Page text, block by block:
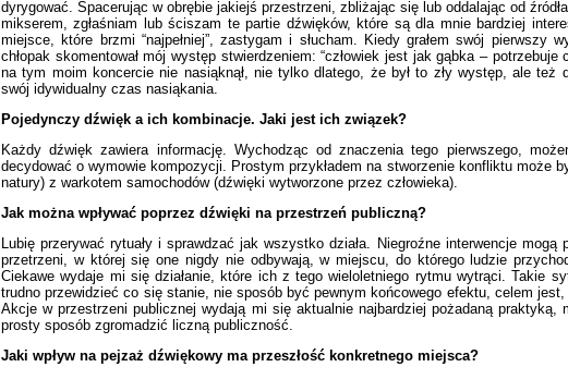
dyrygować. Spacerując w obrębie jakiejś przestrzeni, zbliżając się lub oddalając od
mikserem, zgłaśniam lub ściszam te partie dźwięków, które są dla mnie bardziej
miejsce, które brzmi “najpełniej”, zastygam i słucham. Kiedy grałem swój pierwszy
chłopak skomentował mój występ stwierdzeniem: “człowiek jest jak gąbka –
na tym moim koncercie nie nasiąknął, nie tylko dlatego, że był to zły występ, ale też
swój idywidualny czas nasiąkania.
Pojedynczy dźwięk a ich kombinacje. Jaki jest ich związek?
Każdy dźwięk zawiera informację. Wychodząc od znaczenia tego pierwszego,
decydować o wymowie kompozycji. Prostym przykładem na stworzenie konfliktu może
natury) z warkotem samochodów (dźwięki wytworzone przez człowieka).
Jak można wpływać poprzez dźwięki na przestrzeń publiczną?
Lubię przerywać rytuały i sprawdzać jak wszystko działa. Niegroźne interwencje mogą
przetrzeni, w której się one nigdy nie odbywają, w miejscu, do którego ludzie
Ciekawe wydaje mi się działanie, które ich z tego wieloletniego rytmu wytrąci. Takie
trudno przewidzieć co się stanie, nie sposób być pewnym końcowego efektu, celem
Akcje w przestrzeni publicznej wydają mi się aktualnie najbardziej pożadaną praktyką,
prosty sposób zgromadzić liczną publiczność.
Jaki wpływ na pejzaż dźwiękowy ma przeszłość konkretnego miejsca?